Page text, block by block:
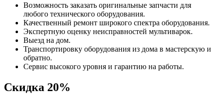
Возможность заказать оригинальные запчасти для
любого технического оборудования.
Качественный ремонт широкого спектра оборудования.
Экспертную оценку неисправностей мультиварок.
Выезд на дом.
Транспортировку оборудования из дома в мастерскую и
обратно.
Сервис высокого уровня и гарантию на работы.
Скидка 20%